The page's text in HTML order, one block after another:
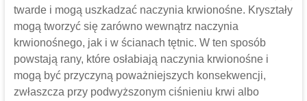
twarde i mogą uszkadzać naczynia krwionośne. Kryształy
mogą tworzyć się zarówno wewnątrz naczynia
krwionośnego, jak i w ścianach tętnic. W ten sposób
powstają rany, które osłabiają naczynia krwionośne i
mogą być przyczyną poważniejszych konsekwencji,
zwłaszcza przy podwyższonym ciśnieniu krwi albo